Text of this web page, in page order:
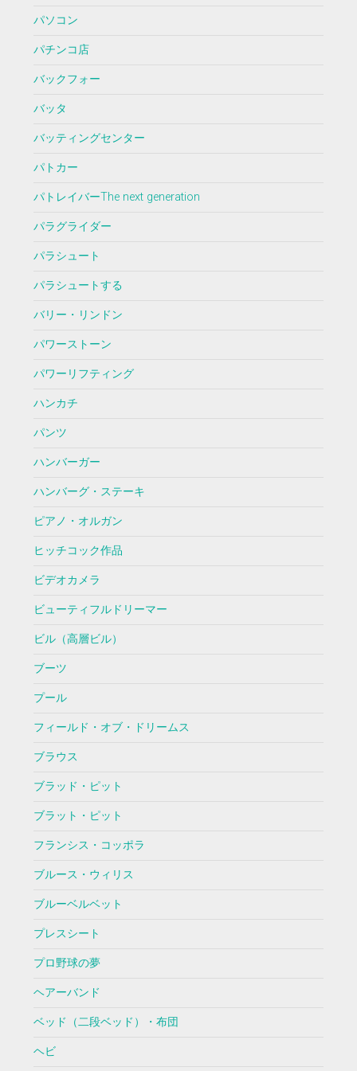
パソコン
パチンコ店
バックフォー
バッタ
バッティングセンター
パトカー
パトレイバーThe next generation
パラグライダー
パラシュート
パラシュートする
バリー・リンドン
パワーストーン
パワーリフティング
ハンカチ
パンツ
ハンバーガー
ハンバーグ・ステーキ
ピアノ・オルガン
ヒッチコック作品
ビデオカメラ
ビューティフルドリーマー
ビル（高層ビル）
ブーツ
プール
フィールド・オブ・ドリームス
ブラウス
ブラッド・ピット
ブラット・ピット
フランシス・コッポラ
ブルース・ウィリス
ブルーベルベット
プレスシート
プロ野球の夢
ヘアーバンド
ベッド（二段ベッド）・布団
ヘビ